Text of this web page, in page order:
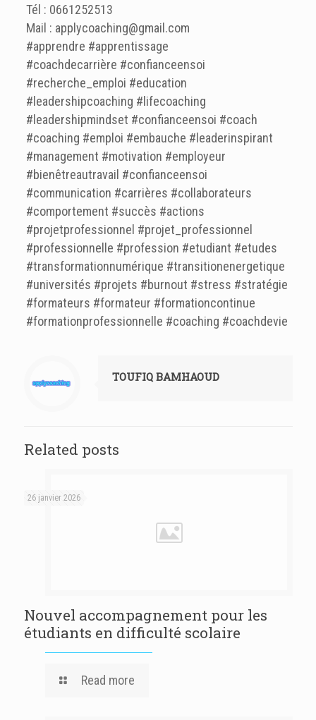
Tél : 0661252513
Mail : applycoaching@gmail.com
#apprendre #apprentissage
#coachdecarrière #confianceensoi
#recherche_emploi #education
#leadershipcoaching #lifecoaching
#leadershipmindset #confianceensoi #coach
#coaching #emploi #embauche #leaderinspirant
#management #motivation #employeur
#bienêtreautravail #confianceensoi
#communication #carrières #collaborateurs
#comportement #succès #actions
#projetprofessionnel #projet_professionnel
#professionnelle #profession #etudiant #etudes
#transformationnumérique #transitionenergetique
#universités #projets #burnout #stress #stratégie
#formateurs #formateur #formationcontinue
#formationprofessionnelle #coaching #coachdevie
TOUFIQ BAMHAOUD
Related posts
26 janvier 2026
Nouvel accompagnement pour les
étudiants en difficulté scolaire
Read more